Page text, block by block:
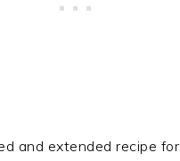
and extended recipe for